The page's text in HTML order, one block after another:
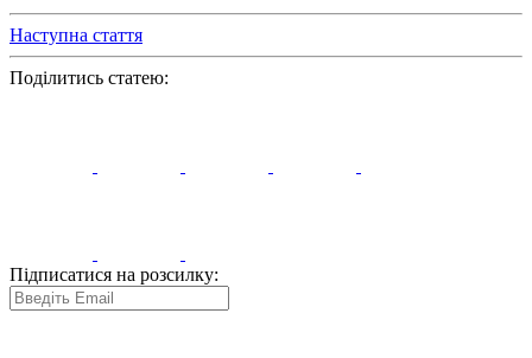
Наступна стаття
Поділитись статею:
Підписатися на розсилку: